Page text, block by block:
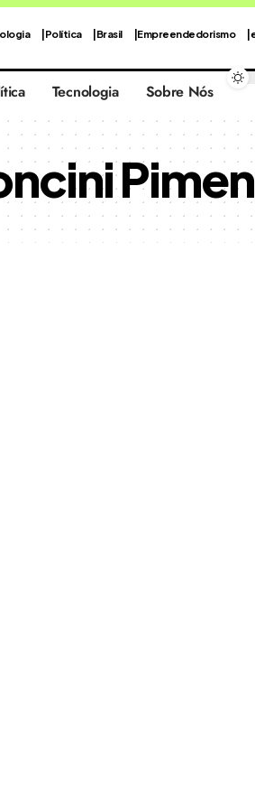
Política Brasil Empreendedorismo
Tecnologia Sobre Nós